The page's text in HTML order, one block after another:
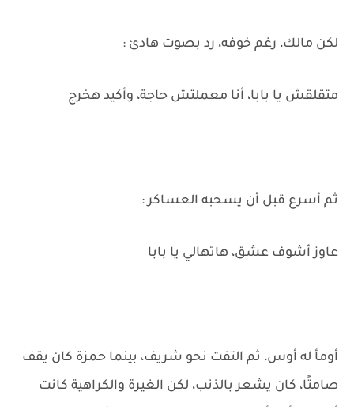
لكن مالك، رغم خوفه، رد بصوت هادئ :
متقلقش يا بابا، أنا معملتش حاجة، وأكيد هخرج
ثم أسرع قبل أن يسحبه العساكر :
عاوز أشوف عشق، هاتهالي يا بابا
أومأ له أوس، ثم التفت نحو شريف، بينما حمزة كان يقف
صامتًا، كان يشعر بالذنب، لكن الغيرة والكراهية كانت